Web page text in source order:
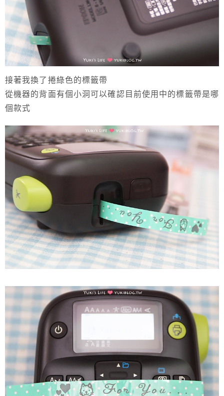
接著我換了捲綠色的標籤帶
從機器的背面有個小洞可以確認目前使用中的標籤帶是哪
個款式